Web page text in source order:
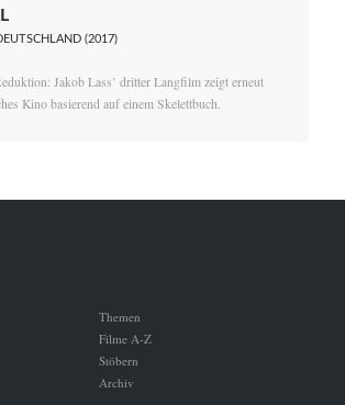
(2017)
Jakob Lass’ dritter Langfilm zeigt erneut
Kino basierend auf einem Skelettbuch.
Themen
Filme A-Z
Stöbern
Archiv